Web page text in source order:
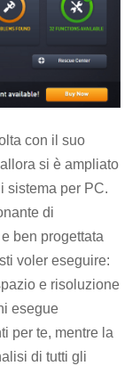
con il suo
si è ampliato
sistema per PC.
di
ben progettata
voler eseguire:
e risoluzione
esegue
per te, mentre la
di tutti gli